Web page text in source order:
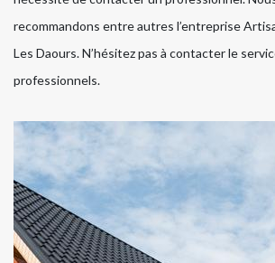
recommandons entre autres l’entreprise
Les Daours. N’hésitez pas à contacter le
professionnels.